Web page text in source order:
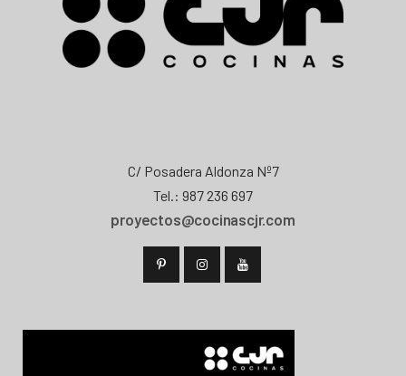
C/ Posadera Aldonza Nº7
Tel.: 987 236 697
proyectos@cocinascjr.com